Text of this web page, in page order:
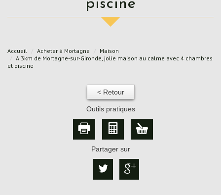
piscine
Accueil Acheter à Mortagne
Maison
A 3km de Mortagne-sur-Gironde, jolie maison au calme avec 4 chambres
et piscine
< Retour
Outils pratiques
Partager sur